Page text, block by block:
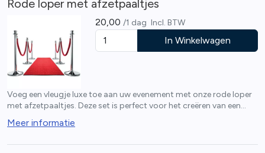
Rode loper met afzetpaaltjes
20,00 /1 dag Incl. BTW
In Winkelwagen
Voeg een vleugje luxe toe aan uw evenement met onze rode loper
met afzetpaaltjes. Deze set is perfect voor het creëren van een
2 meter lang, gemaakt van hoogwaardig polyester. De set omvat
Meer informatie